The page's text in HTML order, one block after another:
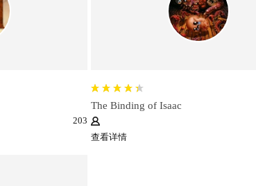
203
The Binding of Isaac
查看详情